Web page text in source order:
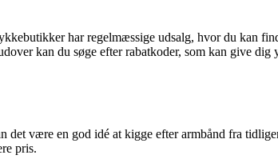
har regelmæssige udsalg, hvor du kan
kan du søge efter rabatkoder, som kan give dig
være en god idé at kigge efter armbånd fra
pris.